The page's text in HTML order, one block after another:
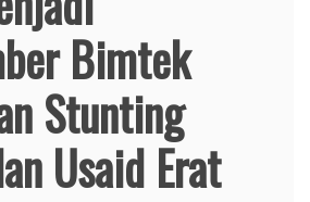
Bimtek
Stunting
Usaid Erat